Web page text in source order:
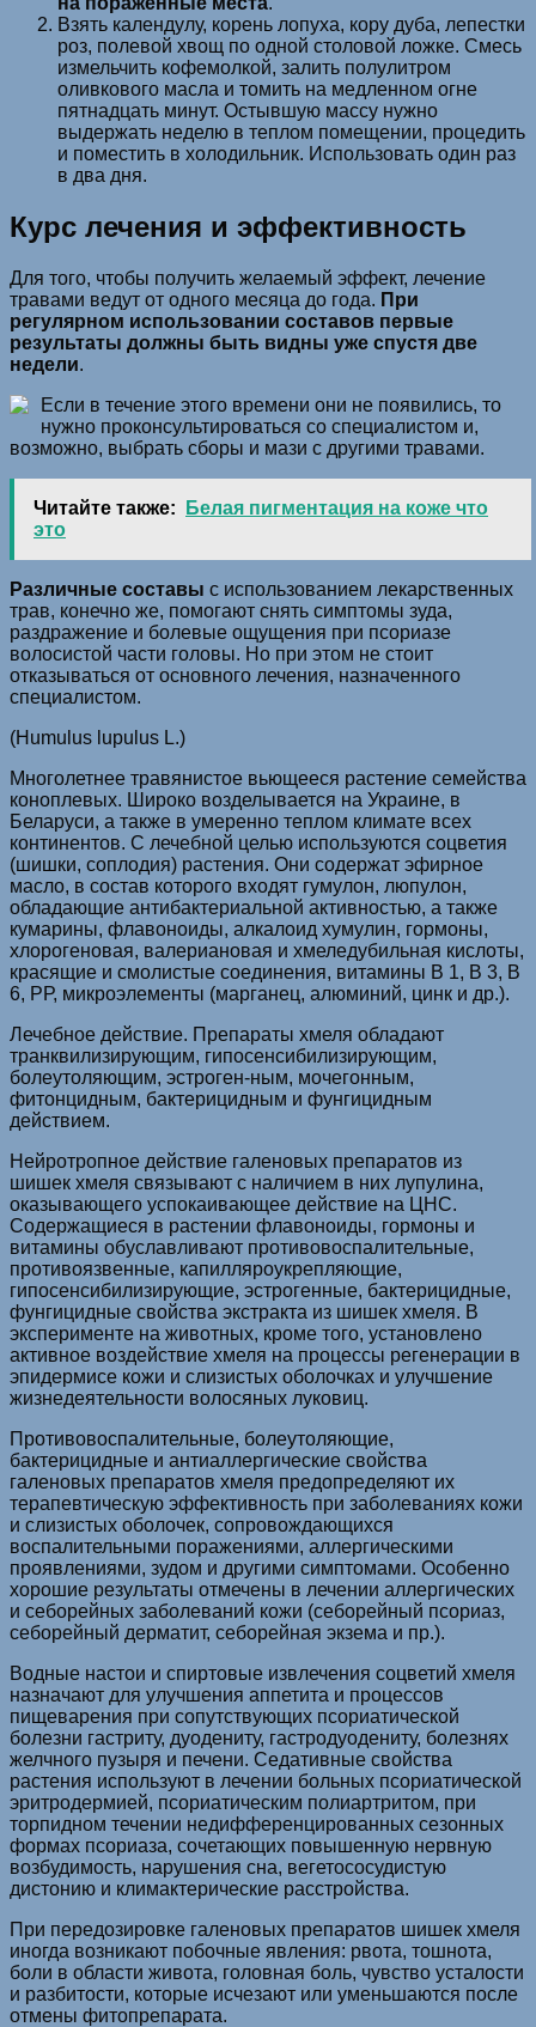
Взять календулу, корень лопуха, кору дуба, лепестки
роз, полевой хвощ по одной столовой ложке. Смесь
измельчить кофемолкой, залить полулитром
оливкового масла и томить на медленном огне
пятнадцать минут. Остывшую массу нужно
выдержать неделю в теплом помещении, процедить
и поместить в холодильник. Использовать один раз
в два дня.
Курс лечения и эффективность
Для того, чтобы получить желаемый эффект, лечение
травами ведут от одного месяца до года. При
регулярном использовании составов первые
результаты должны быть видны уже спустя две
недели.
Если в течение этого времени они не появились, то
нужно проконсультироваться со специалистом и,
возможно, выбрать сборы и мази с другими травами.
Читайте также:
Белая пигментация на коже что
это
Различные составы с использованием лекарственных
трав, конечно же, помогают снять симптомы зуда,
раздражение и болевые ощущения при псориазе
волосистой части головы. Но при этом не стоит
отказываться от основного лечения, назначенного
специалистом.
(Humulus lupulus L.)
Многолетнее травянистое вьющееся растение семейства
коноплевых. Широко возделывается на Украине, в
Беларуси, а также в умеренно теплом климате всех
континентов. С лечебной целью используются соцветия
(шишки, соплодия) растения. Они содержат эфирное
масло, в состав которого входят гумулон, люпулон,
обладающие антибактериальной активностью, а также
кумарины, флавоноиды, алкалоид хумулин, гормоны,
хлорогеновая, валериановая и хмеледубильная кислоты,
красящие и смолистые соединения, витамины В 1, В 3, В
6, РР, микроэлементы (марганец, алюминий, цинк и др.).
Лечебное действие. Препараты хмеля обладают
транквилизирующим, гипосенсибилизирующим,
болеутоляющим, эстроген-ным, мочегонным,
фитонцидным, бактерицидным и фунгицидным
действием.
Нейротропное действие галеновых препаратов из
шишек хмеля связывают с наличием в них лупулина,
оказывающего успокаивающее действие на ЦНС.
Содержащиеся в растении флавоноиды, гормоны и
витамины обуславливают противовоспалительные,
противоязвенные, капилляроукрепляющие,
гипосенсибилизирующие, эстрогенные, бактерицидные,
фунгицидные свойства экстракта из шишек хмеля. В
эксперименте на животных, кроме того, установлено
активное воздействие хмеля на процессы регенерации в
эпидермисе кожи и слизистых оболочках и улучшение
жизнедеятельности волосяных луковиц.
Противовоспалительные, болеутоляющие,
бактерицидные и антиаллергические свойства
галеновых препаратов хмеля предопределяют их
терапевтическую эффективность при заболеваниях кожи
и слизистых оболочек, сопровождающихся
воспалительными поражениями, аллергическими
проявлениями, зудом и другими симптомами. Особенно
хорошие результаты отмечены в лечении аллергических
и себорейных заболеваний кожи (себорейный псориаз,
себорейный дерматит, себорейная экзема и пр.).
Водные настои и спиртовые извлечения соцветий хмеля
назначают для улучшения аппетита и процессов
пищеварения при сопутствующих псориатической
болезни гастриту, дуодениту, гастродуодениту, болезнях
желчного пузыря и печени. Седативные свойства
растения используют в лечении больных псориатической
эритродермией, псориатическим полиартритом, при
торпидном течении недифференцированных сезонных
формах псориаза, сочетающих повышенную нервную
возбудимость, нарушения сна, вегетососудистую
дистонию и климактерические расстройства.
При передозировке галеновых препаратов шишек хмеля
иногда возникают побочные явления: рвота, тошнота,
боли в области живота, головная боль, чувство усталости
и разбитости, которые исчезают или уменьшаются после
отмены фитопрепарата.